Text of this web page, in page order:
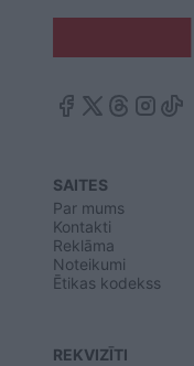
SAITES
Par mums
Kontakti
Reklāma
Noteikumi
Ētikas kodekss
REKVIZĪTI